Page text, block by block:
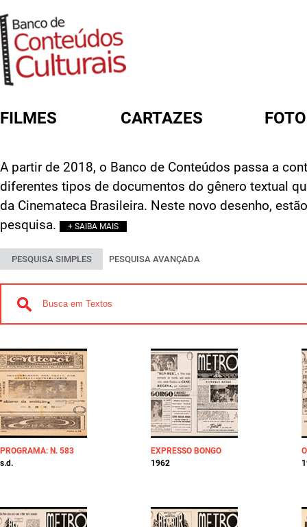
FILMES CARTAZES
A partir de 2018, o Banco de Conteúdos passa a
diferentes tipos de documentos do gênero textual
da Cinemateca Brasileira. Neste novo desenho,
pesquisa.
+ SAIBA MAIS
PESQUISA SIMPLES PESQUISA AVANÇADA
PROGRAMA: N. 583
s.d.
EXPRESSO BONGO
1962
FORMULÁRIO DE BUSCA